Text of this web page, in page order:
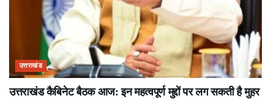
उत्तराखंड
उत्तराखंड कैबिनेट बैठक आज: इन महत्वपूर्ण मुद्दों पर लग सकती है मुहर